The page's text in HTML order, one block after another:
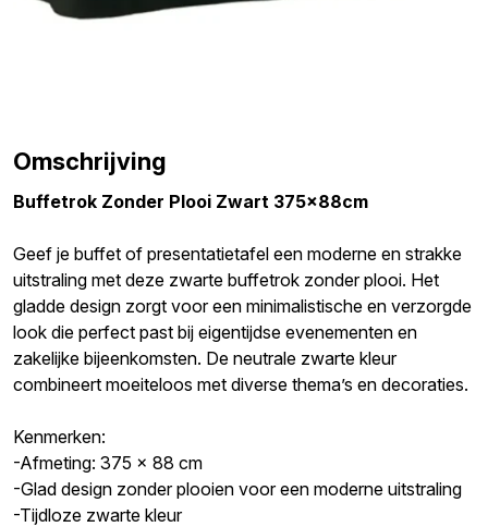
Omschrijving
Buffetrok Zonder Plooi Zwart 375x88cm
Geef je buffet of presentatietafel een moderne en strakke
uitstraling met deze zwarte buffetrok zonder plooi. Het
gladde design zorgt voor een minimalistische en verzorgde
look die perfect past bij eigentijdse evenementen en
zakelijke bijeenkomsten. De neutrale zwarte kleur
combineert moeiteloos met diverse thema’s en decoraties.
Kenmerken:
-Afmeting: 375 x 88 cm
-Glad design zonder plooien voor een moderne uitstraling
-Tijdloze zwarte kleur